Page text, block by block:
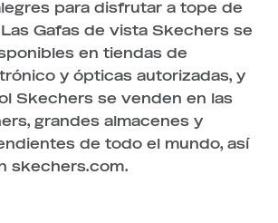
para disfrutar a tope de
Gafas de vista Skechers se
en tiendas de
y ópticas autorizadas, y
Skechers se venden en las
grandes almacenes y
de todo el mundo, así
skechers.com.